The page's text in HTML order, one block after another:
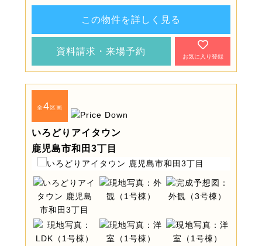
この物件を詳しく見る
資料請求・来場予約
お気に入り登録
全4区画
いろどりアイタウン
鹿児島市和田3丁目